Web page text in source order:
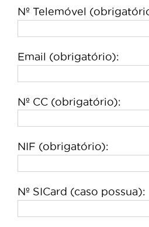
Nº Telemóvel
Email (obrigatório):
Nº CC (obrigatório):
NIF (obrigatório):
Nº SICard (caso possua):